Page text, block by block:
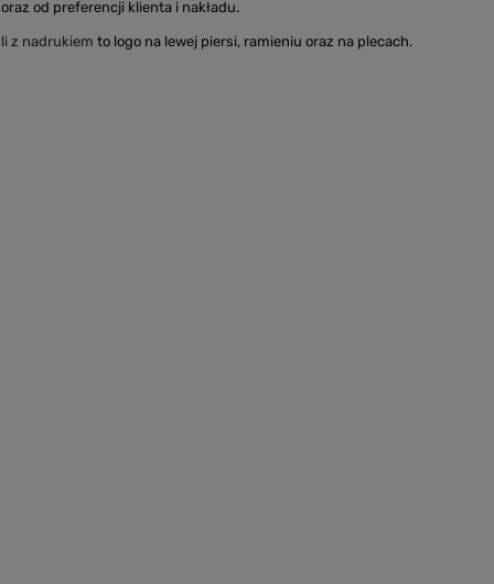
od preferencji klienta i nakładu.
z nadrukiem to logo na lewej piersi, ramieniu oraz na plecach.